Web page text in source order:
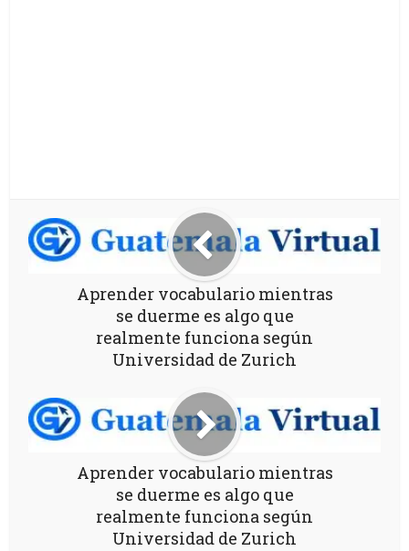
Aprender vocabulario mientras
se duerme es algo que
realmente funciona según
Universidad de Zurich
Aprender vocabulario mientras
se duerme es algo que
realmente funciona según
Universidad de Zurich